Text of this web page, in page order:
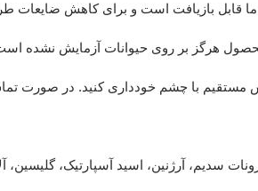
هرگز بر روی حیوانات آزمایش نشده
مستقیم با چشم خودداری کنید. در صورت
سدیم، آرژنین، اسید آسپارتیک، گلیسین،